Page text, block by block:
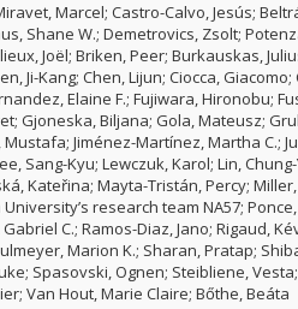
Marcel; Castro-Calvo, Jesús;
Shane W.; Demetrovics, Zsolt;
Joël; Briken, Peer; Burkauskas,
Ji-Kang; Chen, Lijun; Ciocca,
Elaine F.; Fujiwara, Hironobu;
Gjoneska, Biljana; Gola, Mateusz;
Jiménez-Martínez, Martha C.;
Sang-Kyu; Lewczuk, Karol; Lin,
Kateřina; Mayta-Tristán, Percy; Miller,
research team NA57;
C.; Ramos-Diaz, Jano; Rigaud,
Marion K.; Sharan, Pratap;
Spasovski, Ognen; Steibliene,
Van Hout, Marie Claire; Bőthe, Beáta